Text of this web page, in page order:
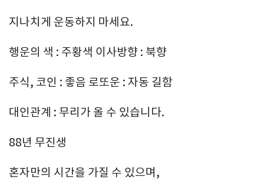
지나치게 운동하지 마세요.
행운의 색 : 주황색 이사방향 : 북향
주식, 코인 : 좋음 로또운 : 자동 길함
대인관계 : 무리가 올 수 있습니다.
88년 무진생
혼자만의 시간을 가질 수 있으며,